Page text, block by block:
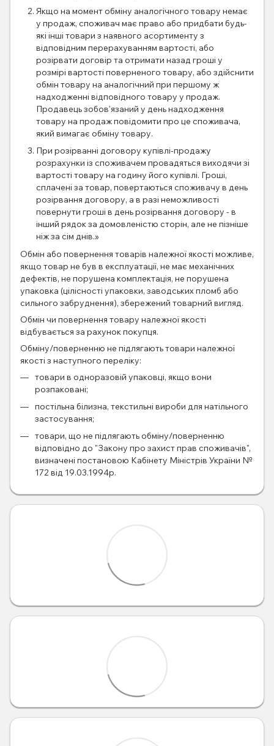
Якщо на момент обміну аналогічного товару немає
у продаж, споживач має право або придбати будь-
які інші товари з наявного асортименту з
відповідним перерахуванням вартості, або
розірвати договір та отримати назад гроші у
розмірі вартості поверненого товару, або здійснити
обмін товару на аналогічний при першому ж
надходженні відповідного товару у продаж.
Продавець зобов'язаний у день надходження
товару на продаж повідомити про це споживача,
який вимагає обміну товару.
При розірванні договору купівлі-продажу
розрахунки із споживачем провадяться виходячи зі
вартості товару на годину його купівлі. Гроші,
сплачені за товар, повертаються споживачу в день
розірвання договору, а в разі неможливості
повернути гроші в день розірвання договору - в
інший рядок за домовленістю сторін, але не пізніше
ніж за сім днів.»
Обмін або повернення товарів належної якості можливе,
якщо товар не був в експлуатації, не має механічних
дефектів, не порушена комплектація, не порушена
упаковка (цілісності упаковки, заводських пломб або
сильного забруднення), збережений товарний вигляд.
Обмін чи повернення товару належної якості
відбувається за рахунок покупця.
Обміну/поверненню не підлягають товари належної
якості з наступного переліку:
товари в одноразовій упаковці, якщо вони
розпаковані;
постільна білизна, текстильні вироби для натільного
застосування;
товари, що не підлягають обміну/поверненню
відповідно до "Закону про захист прав споживачів",
визначені постановою Кабінету Міністрів України №
172 від 19.03.1994р.